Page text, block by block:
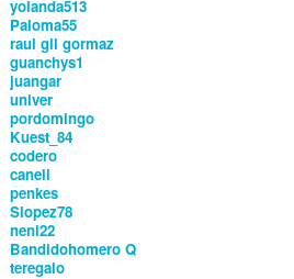
yolanda513
Paloma55
raul gil gormaz
guanchys1
juangar
univer
pordomingo
Kuest_84
codero
caneli
penkes
Slopez78
neni22
Bandidohomero Q
teregalo